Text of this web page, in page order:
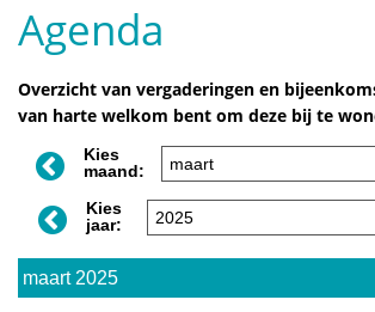
Agenda
Overzicht van vergaderingen en
van harte welkom bent om deze bij te
Kies
maand:
Kies
jaar:
maart 2025